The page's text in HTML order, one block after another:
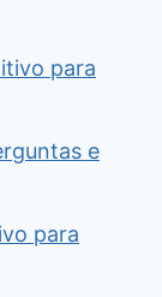
para
e
para